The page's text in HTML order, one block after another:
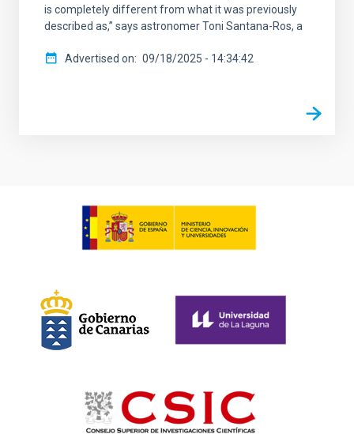
is completely different from what it was previously
described as,” says astronomer Toni Santana-Ros, a
Advertised on 09/18/2025 - 14:34:42